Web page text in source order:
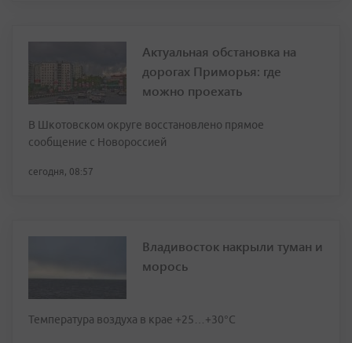
Актуальная обстановка на
дорогах Приморья: где
можно проехать
В Шкотовском округе восстановлено прямое
сообщение с Новороссией
сегодня, 08:57
Владивосток накрыли туман и
морось
Температура воздуха в крае +25…+30°C